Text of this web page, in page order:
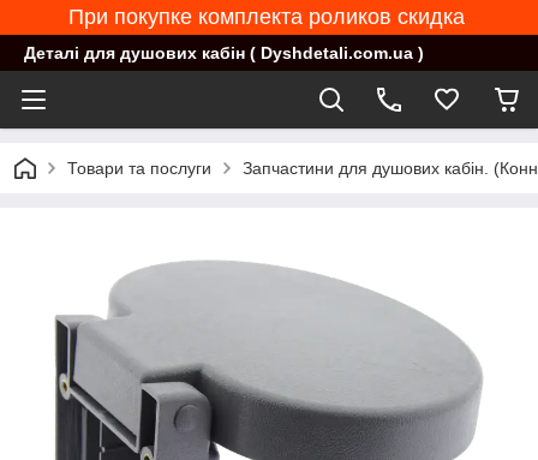
При покупке комплекта роликов скидка
Деталі для душових кабін ( Dyshdetali.com.ua )
Товари та послуги Запчастини для душових кабін.